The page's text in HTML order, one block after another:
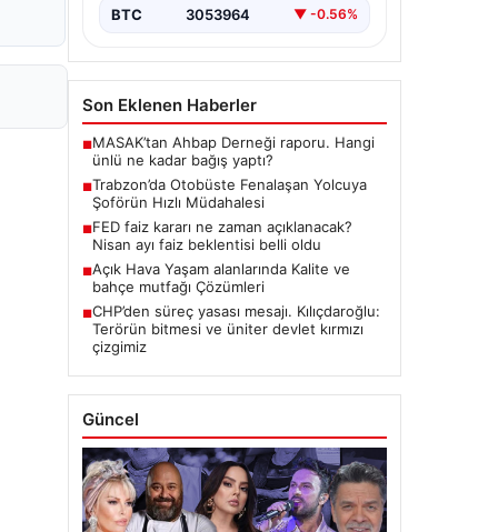
BTC 3053964 ▼ -0.56%
Son Eklenen Haberler
■MASAK’tan Ahbap Derneği raporu. Hangi
ünlü ne kadar bağış yaptı?
■Trabzon’da Otobüste Fenalaşan Yolcuya
Şoförün Hızlı Müdahalesi
■FED faiz kararı ne zaman açıklanacak?
Nisan ayı faiz beklentisi belli oldu
■Açık Hava Yaşam alanlarında Kalite ve
bahçe mutfağı Çözümleri
■CHP’den süreç yasası mesajı. Kılıçdaroğlu:
Terörün bitmesi ve üniter devlet kırmızı
çizgimiz
Güncel